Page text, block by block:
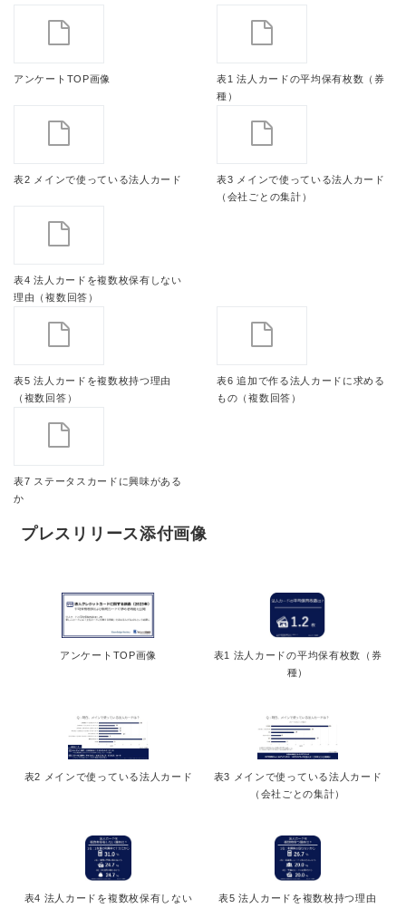
アンケートTOP画像
表1 法人カードの平均保有枚数（券
種）
表2 メインで使っている法人カード
表3 メインで使っている法人カード
（会社ごとの集計）
表4 法人カードを複数枚保有しない
理由（複数回答）
表5 法人カードを複数枚持つ理由
（複数回答）
表6 追加で作る法人カードに求める
もの（複数回答）
表7 ステータスカードに興味がある
か
プレスリリース添付画像
アンケートTOP画像
表1 法人カードの平均保有枚数（券
種）
表2 メインで使っている法人カード
表3 メインで使っている法人カード
（会社ごとの集計）
表4 法人カードを複数枚保有しない
表5 法人カードを複数枚持つ理由